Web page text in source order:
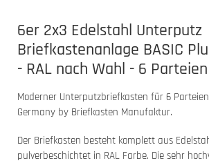
6er 2x3 Edelstahl Unterputz
Briefkastenanlage BASIC
- RAL nach Wahl - 6 Parteien
Moderner Unterputzbriefkasten für 6
Germany by Briefkasten Manufaktur.
Der Briefkasten besteht komplett aus
pulverbeschichtet in RAL Farbe. Die sehr